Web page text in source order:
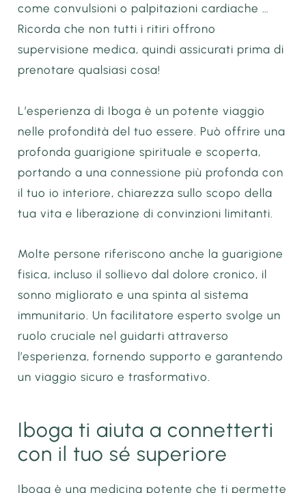
come convulsioni o palpitazioni cardiache …
Ricorda che non tutti i ritiri offrono
supervisione medica, quindi assicurati prima di
prenotare qualsiasi cosa!
L’esperienza di Iboga è un potente viaggio
nelle profondità del tuo essere. Può offrire una
profonda guarigione spirituale e scoperta,
portando a una connessione più profonda con
il tuo io interiore, chiarezza sullo scopo della
tua vita e liberazione di convinzioni limitanti.
Molte persone riferiscono anche la guarigione
fisica, incluso il sollievo dal dolore cronico, il
sonno migliorato e una spinta al sistema
immunitario. Un facilitatore esperto svolge un
ruolo cruciale nel guidarti attraverso
l’esperienza, fornendo supporto e garantendo
un viaggio sicuro e trasformativo.
Iboga ti aiuta a connetterti
con il tuo sé superiore
Iboga è una medicina potente che ti permette